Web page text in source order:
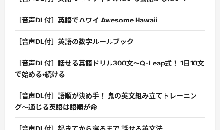
［音声DL付］英語でハワイ Awesome Hawaii
［音声DL付］英語の数字ルールブック
［音声DL付］話せる英語ドリル300文〜Q-Leap式！ 1日10文
で始める・続ける
［音声DL付］語順が決め手！ 鬼の英文組み立てトレーニン
グ〜通じる英語は語順が命
［音声DL付］起きてから寝るまで 話せる英文法